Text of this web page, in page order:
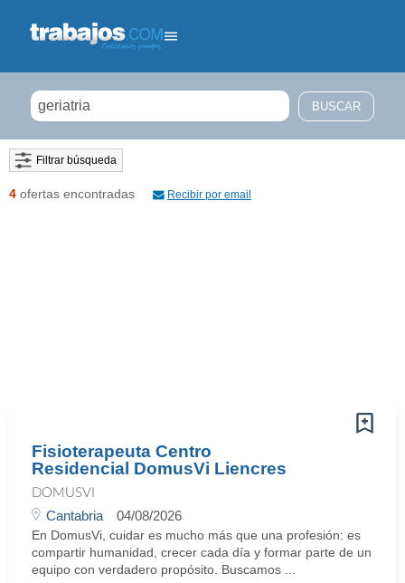
Filtrar búsqueda
4 ofertas encontradas Recibir por email
Fisioterapeuta Centro
Residencial DomusVi Liencres
DOMUSVI
Cantabria 04/08/2026
En DomusVi, cuidar es mucho más que una profesión: es
compartir humanidad, crecer cada día y formar parte de un
equipo con verdadero propósito. Buscamos ...